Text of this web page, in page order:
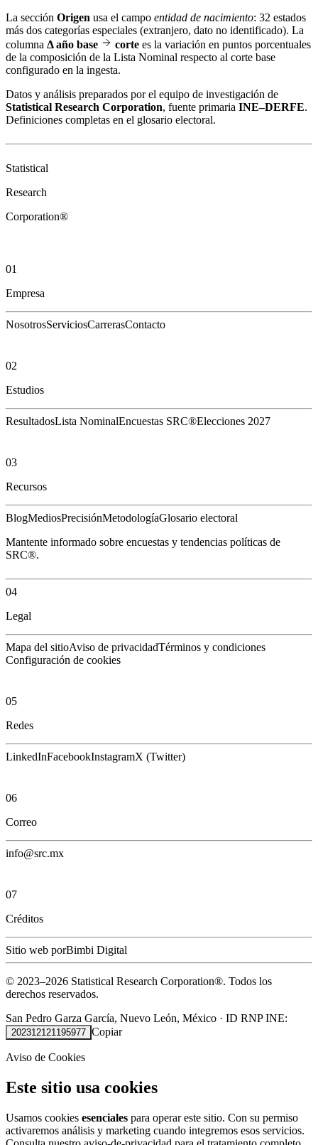
La sección Origen usa el campo entidad de nacimiento: 32 estados
más dos categorías especiales (extranjero, dato no identificado). La
columna Δ año base corte es la variación en puntos porcentuales
de la composición de la Lista Nominal respecto al corte base
configurado en la ingesta.
Datos y análisis preparados por el equipo de investigación de
Statistical Research Corporation, fuente primaria INE–DERFE.
Definiciones completas en el glosario electoral.
Statistical
Research
Corporation®
01
Empresa
NosotrosServiciosCarrerasContacto
02
Estudios
ResultadosLista NominalEncuestas SRC®Elecciones 2027
03
Recursos
BlogMediosPrecisiónMetodologíaGlosario electoral
Mantente informado sobre encuestas y tendencias políticas de
SRC®.
04
Legal
Mapa del sitioAviso de privacidadTérminos y condiciones
Configuración de cookies
05
Redes
LinkedInFacebookInstagramX (Twitter)
06
Correo
info@src.mx
07
Créditos
Sitio web porBimbi Digital
© 2023–2026 Statistical Research Corporation®. Todos los
derechos reservados.
San Pedro Garza García, Nuevo León, México · ID RNP INE:
202312121195977 Copiar
Aviso de Cookies
Este sitio usa cookies
Usamos cookies esenciales para operar este sitio. Con su permiso
activaremos análisis y marketing cuando integremos esos servicios.